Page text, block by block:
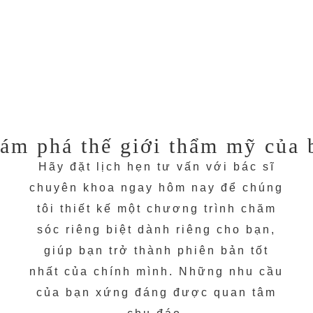
phá thế giới thẩm mỹ của
Hãy đặt lịch hẹn tư vấn với bác sĩ
chuyên khoa ngay hôm nay để chúng
tôi thiết kế một chương trình chăm
sóc riêng biệt dành riêng cho bạn,
giúp bạn trở thành phiên bản tốt
nhất của chính mình. Những nhu cầu
của bạn xứng đáng được quan tâm